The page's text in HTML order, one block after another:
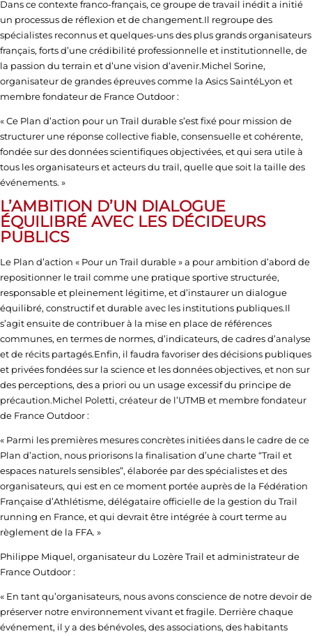
Dans ce contexte franco-français, ce groupe de travail inédit a initié
un processus de réflexion et de changement.Il regroupe des
spécialistes reconnus et quelques-uns des plus grands organisateurs
français, forts d’une crédibilité professionnelle et institutionnelle, de
la passion du terrain et d’une vision d’avenir.Michel Sorine,
organisateur de grandes épreuves comme la Asics SaintéLyon et
membre fondateur de France Outdoor:
« Ce Plan d’action pour un Trail durable s’est fixé pour mission de
structurer une réponse collective fiable, consensuelle et cohérente,
fondée sur des données scientifiques objectivées, et qui sera utile à
tous les organisateurs et acteurs du trail, quelle que soit la taille des
événements. »
L’AMBITION D’UN DIALOGUE
ÉQUILIBRÉ AVEC LES DÉCIDEURS
PUBLICS
Le Plan d’action « Pour un Trail durable » a pour ambition d’abord de
repositionner le trail comme une pratique sportive structurée,
responsable et pleinement légitime, et d’instaurer un dialogue
équilibré, constructif et durable avec les institutions publiques.Il
s’agit ensuite de contribuer à la mise en place de références
communes, en termes de normes, d’indicateurs, de cadres d’analyse
et de récits partagés.Enfin, il faudra favoriser des décisions publiques
et privées fondées sur la science et les données objectives, et non sur
des perceptions, des a priori ou un usage excessif du principe de
précaution.Michel Poletti, créateur de l’UTMB et membre fondateur
de France Outdoor:
« Parmi les premières mesures concrètes initiées dans le cadre de ce
Plan d’action, nous priorisons la finalisation d’une charte “Trail et
espaces naturels sensibles”, élaborée par des spécialistes et des
organisateurs, qui est en ce moment portée auprès de la Fédération
Française d’Athlétisme, délégataire officielle de la gestion du Trail
running en France, et qui devrait être intégrée à court terme au
règlement de la FFA. »
Philippe Miquel, organisateur du Lozère Trail et administrateur de
France Outdoor:
« En tant qu’organisateurs, nous avons conscience de notre devoir de
préserver notre environnement vivant et fragile. Derrière chaque
événement, il y a des bénévoles, des associations, des habitants